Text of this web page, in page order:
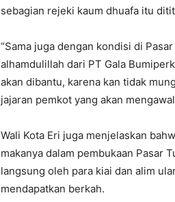
sebagian rejeki kaum dhuafa itu
“Sama juga dengan kondisi di
alhamdulillah dari PT Gala
akan dibantu, karena kan tidak
jajaran pemkot yang akan
Wali Kota Eri juga menjelaskan
makanya dalam pembukaan Pasar
langsung oleh para kiai dan alim
mendapatkan berkah.